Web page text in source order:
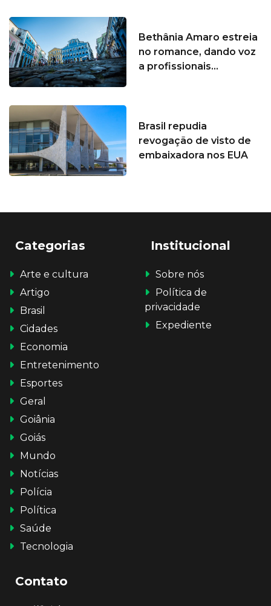
Bethânia Amaro estreia
no romance, dando voz
a profissionais...
Brasil repudia
revogação de visto de
embaixadora nos EUA
Categorias
Arte e cultura
Artigo
Brasil
Cidades
Economia
Entretenimento
Esportes
Geral
Goiânia
Goiás
Mundo
Notícias
Polícia
Política
Saúde
Tecnologia
Institucional
Sobre nós
Política de
privacidade
Expediente
Contato